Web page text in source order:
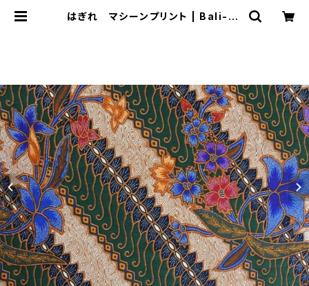
はぎれ マシーンプリント | Bali-mi